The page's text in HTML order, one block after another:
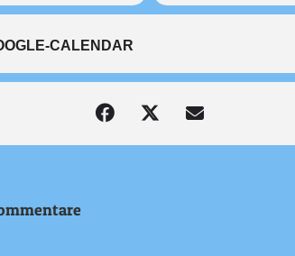
CALENDAR